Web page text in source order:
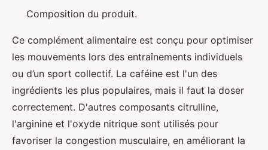
Composition du produit.
Ce complément alimentaire est conçu pour optimiser
les mouvements lors des entraînements individuels
ou d’un sport collectif. La caféine est l'un des
ingrédients les plus populaires, mais il faut la doser
correctement. D'autres composants citrulline,
l'arginine et l'oxyde nitrique sont utilisés pour
favoriser la congestion musculaire, en améliorant la